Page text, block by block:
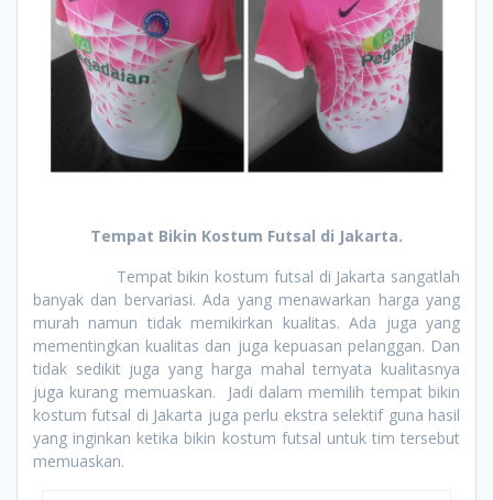
Tempat Bikin Kostum Futsal di Jakarta.
Tempat bikin kostum futsal di Jakarta sangatlah
banyak dan bervariasi. Ada yang menawarkan harga yang
murah namun tidak memikirkan kualitas. Ada juga yang
mementingkan kualitas dan juga kepuasan pelanggan. Dan
tidak sedikit juga yang harga mahal ternyata kualitasnya
juga kurang memuaskan. Jadi dalam memilih tempat bikin
kostum futsal di Jakarta juga perlu ekstra selektif guna hasil
yang inginkan ketika bikin kostum futsal untuk tim tersebut
memuaskan.